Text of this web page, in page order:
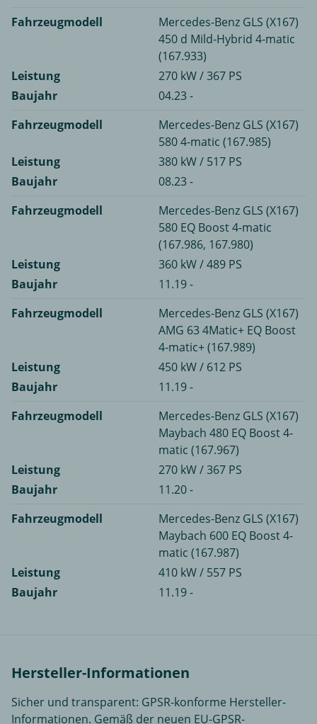
Fahrzeugmodell
Mercedes-Benz GLS (X167)
450 d Mild-Hybrid 4-matic
(167.933)
Leistung
270 kW / 367 PS
Baujahr
04.23 -
Fahrzeugmodell
Mercedes-Benz GLS (X167)
580 4-matic (167.985)
Leistung
380 kW / 517 PS
Baujahr
08.23 -
Fahrzeugmodell
Mercedes-Benz GLS (X167)
580 EQ Boost 4-matic
(167.986, 167.980)
Leistung
360 kW / 489 PS
Baujahr
11.19 -
Fahrzeugmodell
Mercedes-Benz GLS (X167)
AMG 63 4Matic+ EQ Boost
4-matic+ (167.989)
Leistung
450 kW / 612 PS
Baujahr
11.19 -
Fahrzeugmodell
Mercedes-Benz GLS (X167)
Maybach 480 EQ Boost 4-
matic (167.967)
Leistung
270 kW / 367 PS
Baujahr
11.20 -
Fahrzeugmodell
Mercedes-Benz GLS (X167)
Maybach 600 EQ Boost 4-
matic (167.987)
Leistung
410 kW / 557 PS
Baujahr
11.19 -
Hersteller-Informationen
Sicher und transparent: GPSR-konforme Hersteller-
Informationen. Gemäß der neuen EU-GPSR-